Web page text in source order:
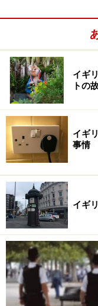
う風潮がありまし
るためには、メト
力が求められるよう
なぜメトロである
それは、ポジティ
→外見に自信→自分
信のある男性は、
る。メトロである
自分磨き・向上の
グルーミング
英国紳士御用達スト
GEO F Trumperのサ
イギ
トの
イギ
事情
イギ